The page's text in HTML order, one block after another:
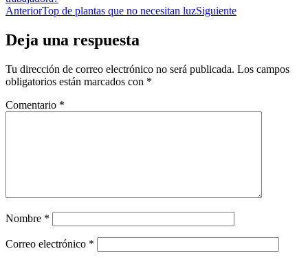
AnteriorTop de plantas que no necesitan luzSiguiente
Deja una respuesta
Tu dirección de correo electrónico no será publicada. Los campos
obligatorios están marcados con *
Comentario *
Nombre *
Correo electrónico *